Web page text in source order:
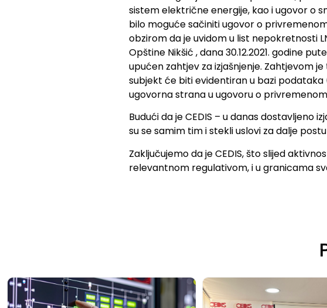
sistem električne energije, kao i ugovor o
bilo moguće sačiniti ugovor o
obzirom da je uvidom u list nepokretnosti
Opštine Nikšić , dana 30.12.2021. godine
upućen zahtjev za izjašnjenje. Zahtjevom
subjekt će biti evidentiran u bazi
ugovorna strana u ugovoru o
Budući da je CEDIS – u danas dostavljeno
su se samim tim i stekli uslovi za dalje
Zaključujemo da je CEDIS, što slijed
relevantnom regulativom, i u granicama